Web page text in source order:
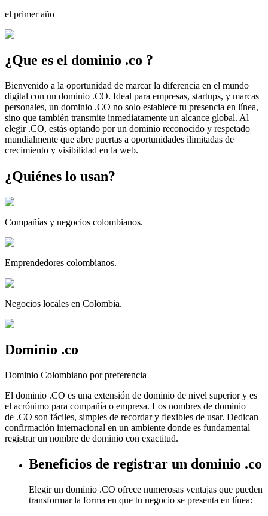
el primer año
¿Que es el dominio .co ?
Bienvenido a la oportunidad de marcar la diferencia en el mundo
digital con un dominio .CO. Ideal para empresas, startups, y marcas
personales, un dominio .CO no solo establece tu presencia en línea,
sino que también transmite inmediatamente un alcance global. Al
elegir .CO, estás optando por un dominio reconocido y respetado
mundialmente que abre puertas a oportunidades ilimitadas de
crecimiento y visibilidad en la web.
¿Quiénes lo usan?
Compañías y negocios colombianos.
Emprendedores colombianos.
Negocios locales en Colombia.
Dominio .co
Dominio Colombiano por preferencia
El dominio .CO es una extensión de dominio de nivel superior y es
el acrónimo para compañía o empresa. Los nombres de dominio
de .CO son fáciles, simples de recordar y flexibles de usar. Dedican
confirmación internacional en un ambiente donde es fundamental
registrar un nombre de dominio con exactitud.
Beneficios de registrar un dominio .co
Elegir un dominio .CO ofrece numerosas ventajas que pueden
transformar la forma en que tu negocio se presenta en línea: